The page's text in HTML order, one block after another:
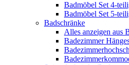
Badmöbel Set 4-
Badmöbel Set 5-
Badschränke
Alles anzeigen aus
Badezimmer